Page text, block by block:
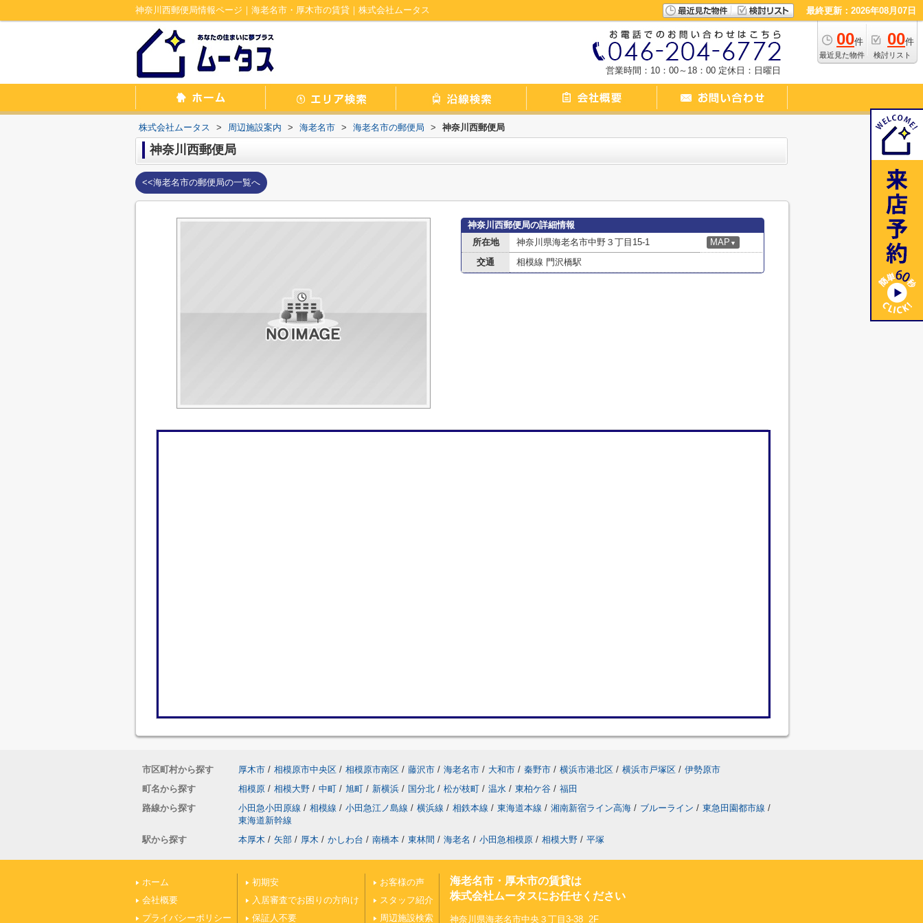
神奈川西郵便局情報ページ｜海老名市・厚木市の賃貸｜株式会社ムータス 最終更新：2026年08月07日
00件
最近見た物件
00件
検討リスト
営業時間：10：00～18：00 定休日：日曜日
株式会社ムータス > 周辺施設案内 > 海老名市 > 海老名市の郵便局 > 神奈川西郵便局
神奈川西郵便局
<<海老名市の郵便局の一覧へ
神奈川西郵便局の詳細情報
所在地
神奈川県海老名市中野３丁目15-1 MAP ▼
交通 相模線 門沢橋駅
市区町村から探す 厚木市 / 相模原市中央区 / 相模原市南区 / 藤沢市 / 海老名市 / 大和市 / 秦野市 / 横浜市港北区 / 横浜市戸塚区 / 伊勢原市
町名から探す
相模原 / 相模大野 / 中町 / 旭町 / 新横浜 / 国分北 / 松が枝町 / 温水 / 東柏ケ谷 / 福田
路線から探す
小田急小田原線 / 相模線 / 小田急江ノ島線 / 横浜線 / 相鉄本線 / 東海道本線 / 湘南新宿ライン高海 / ブルーライン / 東急田園都市線 /
東海道新幹線
駅から探す
本厚木 / 矢部 / 厚木 / かしわ台 / 南橋本 / 東林間 / 海老名 / 小田急相模原 / 相模大野 / 平塚
ホーム
会社概要
プライバシーポリシー
初期安
入居審査でお困りの方向け
保証人不要
お客様の声
スタッフ紹介
周辺施設検索
海老名市・厚木市の賃貸は
株式会社ムータスにお任せください
神奈川県海老名市中央３丁目3-38 2F